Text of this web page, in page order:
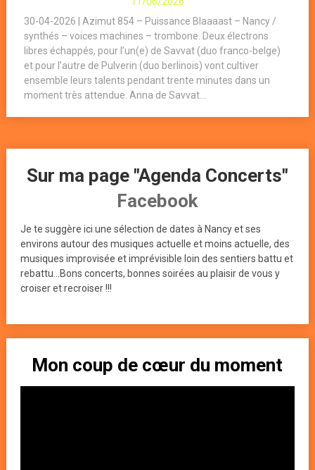
30-04-2026 | Azimut 854 – Puissance Blaaaast – Nancy /
synthés – voices machines – trombone. Deux électrons
libres échappés, pour l’un(e) de Savvat (duo franco-belge)
et pour l’autre de Pulverin (duo berlinois) vont cultiver
ensemble leurs talents pendant trente minutes dans un
moment très attendue. Anna de Savvat...
Sur ma page "Agenda Concerts"
Facebook
Je te suggère ici une sélection de dates à Nancy et ses
environs autour des musiques actuelle et moins actuelle, des
musiques improvisée et imprévisible loin des sentiers battu et
rebattu...Bons concerts, bonnes soirées au plaisir de vous y
croiser et recroiser !!!
Mon coup de cœur du moment